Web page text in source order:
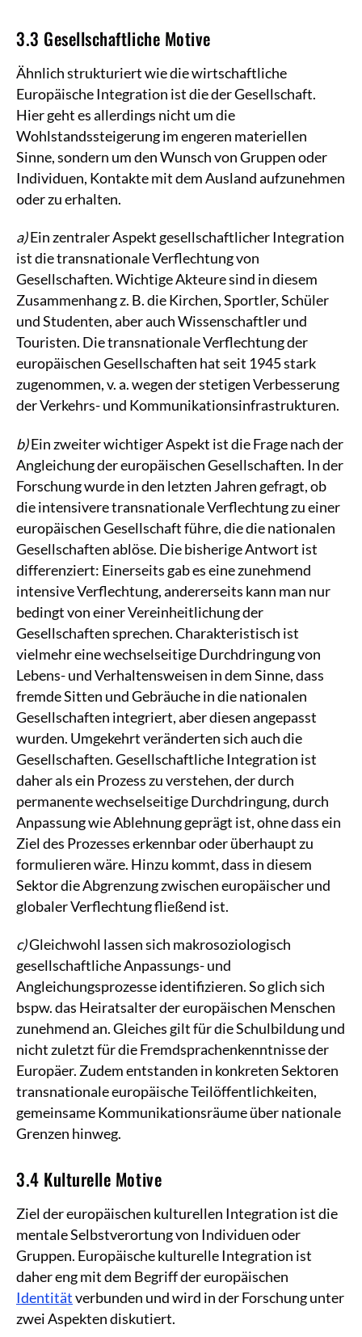
3.3 Gesellschaftliche Motive
Ähnlich strukturiert wie die wirtschaftliche
Europäische Integration ist die der Gesellschaft.
Hier geht es allerdings nicht um die
Wohlstandssteigerung im engeren materiellen
Sinne, sondern um den Wunsch von Gruppen oder
Individuen, Kontakte mit dem Ausland aufzunehmen
oder zu erhalten.
a)Ein zentraler Aspekt gesellschaftlicher Integration
ist die transnationale Verflechtung von
Gesellschaften. Wichtige Akteure sind in diesem
Zusammenhang z. B. die Kirchen, Sportler, Schüler
und Studenten, aber auch Wissenschaftler und
Touristen. Die transnationale Verflechtung der
europäischen Gesellschaften hat seit 1945 stark
zugenommen, v. a. wegen der stetigen Verbesserung
der Verkehrs- und Kommunikationsinfrastrukturen.
b)Ein zweiter wichtiger Aspekt ist die Frage nach der
Angleichung der europäischen Gesellschaften. In der
Forschung wurde in den letzten Jahren gefragt, ob
die intensivere transnationale Verflechtung zu einer
europäischen Gesellschaft führe, die die nationalen
Gesellschaften ablöse. Die bisherige Antwort ist
differenziert: Einerseits gab es eine zunehmend
intensive Verflechtung, andererseits kann man nur
bedingt von einer Vereinheitlichung der
Gesellschaften sprechen. Charakteristisch ist
vielmehr eine wechselseitige Durchdringung von
Lebens- und Verhaltensweisen in dem Sinne, dass
fremde Sitten und Gebräuche in die nationalen
Gesellschaften integriert, aber diesen angepasst
wurden. Umgekehrt veränderten sich auch die
Gesellschaften. Gesellschaftliche Integration ist
daher als ein Prozess zu verstehen, der durch
permanente wechselseitige Durchdringung, durch
Anpassung wie Ablehnung geprägt ist, ohne dass ein
Ziel des Prozesses erkennbar oder überhaupt zu
formulieren wäre. Hinzu kommt, dass in diesem
Sektor die Abgrenzung zwischen europäischer und
globaler Verflechtung fließend ist.
c)Gleichwohl lassen sich makrosoziologisch
gesellschaftliche Anpassungs- und
Angleichungsprozesse identifizieren. So glich sich
bspw. das Heiratsalter der europäischen Menschen
zunehmend an. Gleiches gilt für die Schulbildung und
nicht zuletzt für die Fremdsprachenkenntnisse der
Europäer. Zudem entstanden in konkreten Sektoren
transnationale europäische Teilöffentlichkeiten,
gemeinsame Kommunikationsräume über nationale
Grenzen hinweg.
3.4 Kulturelle Motive
Ziel der europäischen kulturellen Integration ist die
mentale Selbstverortung von Individuen oder
Gruppen. Europäische kulturelle Integration ist
daher eng mit dem Begriff der europäischen
Identitätverbunden und wird in der Forschung unter
zwei Aspekten diskutiert.